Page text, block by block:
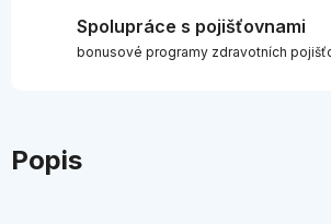
Spolupráce s pojišťovnami
bonusové programy zdravotních
Popis